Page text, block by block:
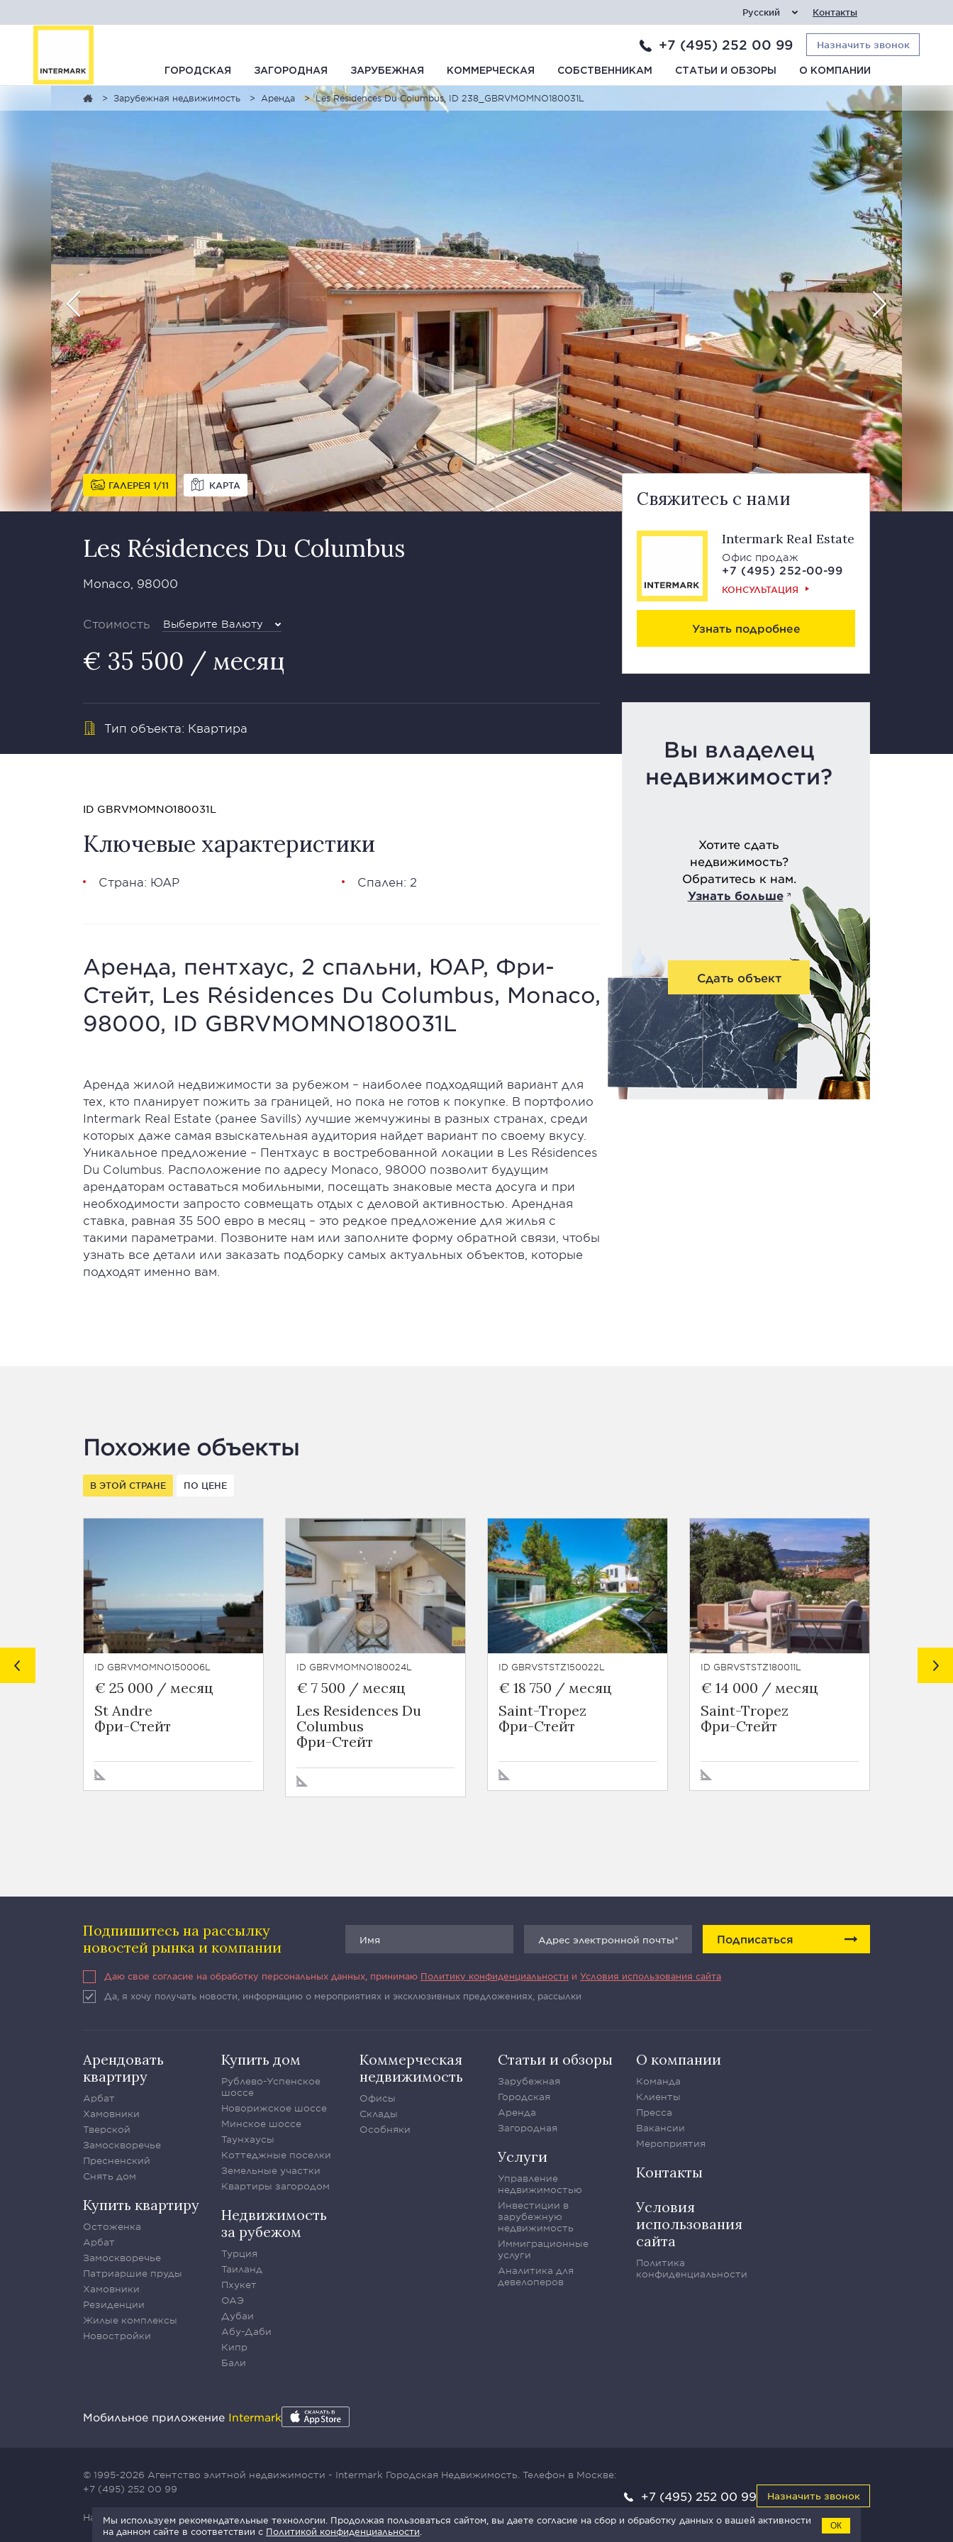
Мы используем рекомендательные технологии. Продолжая пользоваться сайтом, вы даете согласие на сбор и обработку данных о вашей активности
на данном сайте в соответствии с Политикой конфиденциальности ОК
Русский Контакты
+7 (495) 252 00 99 Назначить звонок
ГОРОДСКАЯ ЗАГОРОДНАЯ ЗАРУБЕЖНАЯ КОММЕРЧЕСКАЯ СОБСТВЕННИКАМ СТАТЬИ И ОБЗОРЫ О КОМПАНИИ
Зарубежная недвижимость Аренда Les Résidences Du Columbus, ID 238_GBRVMOMNO180031L
ГАЛЕРЕЯ 1 11 КАРТА
Les Résidences Du Columbus
Monaco, 98000
Стоимость Выберите Валюту
€ 35 500 / месяц
Тип объекта: Квартира
Свяжитесь с нами
Intermark Real Estate
Офис продаж
+7 (495) 252-00-99
КОНСУЛЬТАЦИЯ
Узнать подробнее
Вы владелец
недвижимости?
Хотите сдать
недвижимость?
Обратитесь к нам.
Узнать больше
Сдать объект
ID GBRVMOMNO180031L
Ключевые характеристики
Страна: ЮАР Спален: 2
Аренда, пентхаус, 2 спальни, ЮАР, Фри-
Стейт, Les Résidences Du Columbus, Monaco,
98000, ID GBRVMOMNO180031L
Аренда жилой недвижимости за рубежом – наиболее подходящий вариант для
тех, кто планирует пожить за границей, но пока не готов к покупке. В портфолио
Intermark Real Estate (ранее Savills) лучшие жемчужины в разных странах, среди
которых даже самая взыскательная аудитория найдет вариант по своему вкусу.
Уникальное предложение – Пентхаус в востребованной локации в Les Résidences
Du Columbus. Расположение по адресу Monaco, 98000 позволит будущим
арендаторам оставаться мобильными, посещать знаковые места досуга и при
необходимости запросто совмещать отдых с деловой активностью. Арендная
ставка, равная 35 500 евро в месяц – это редкое предложение для жилья с
такими параметрами. Позвоните нам или заполните форму обратной связи, чтобы
узнать все детали или заказать подборку самых актуальных объектов, которые
подходят именно вам.
Похожие объекты
В ЭТОЙ СТРАНЕ ПО ЦЕНЕ
ID GBRVMOMNO150006L
€ 25 000 / месяц
St Andre
Фри-Стейт
ID GBRVMOMNO180024L
€ 7 500 / месяц
Les Residences Du
Columbus
Фри-Стейт
ID GBRVSTSTZ150022L
€ 18 750 / месяц
Saint-Tropez
Фри-Стейт
ID GBRVSTSTZ180011L
€ 14 000 / месяц
Saint-Tropez
Фри-Стейт
ID
€ 33
Подпишитесь на рассылку
новостей рынка и компании
Подписаться
Даю свое согласие на обработку персональных данных, принимаю Политику конфиденциальности и Условия использования сайта
Да, я хочу получать новости, информацию о мероприятиях и эксклюзивных предложениях, рассылки
Арендовать
квартиру
Арбат
Хамовники
Тверской
Замоскворечье
Пресненский
Снять дом
Купить квартиру
Остоженка
Арбат
Замоскворечье
Патриаршие пруды
Хамовники
Резиденции
Жилые комплексы
Новостройки
Купить дом
Рублево-Успенское
шоссе
Новорижское шоссе
Минское шоссе
Таунхаусы
Коттеджные поселки
Земельные участки
Квартиры загородом
Недвижимость
за рубежом
Турция
Таиланд
Пхукет
ОАЭ
Дубаи
Абу-Даби
Кипр
Бали
Коммерческая
недвижимость
Офисы
Склады
Особняки
Статьи и обзоры
Зарубежная
Городская
Аренда
Загородная
Услуги
Управление
недвижимостью
Инвестиции в
зарубежную
недвижимость
Иммиграционные
услуги
Аналитика для
девелоперов
О компании
Команда
Клиенты
Пресса
Вакансии
Мероприятия
Контакты
Условия
использования
сайта
Политика
конфиденциальности
Мобильное приложение Intermark
© 1995-2026 Агентство элитной недвижимости - Intermark Городская Недвижимость. Телефон в Москве:
+7 (495) 252 00 99
Наш сайт защищен с помощью сервиса Yandex SmartCaptcha: Условия обработки данных.
+7 (495) 252 00 99 Назначить звонок